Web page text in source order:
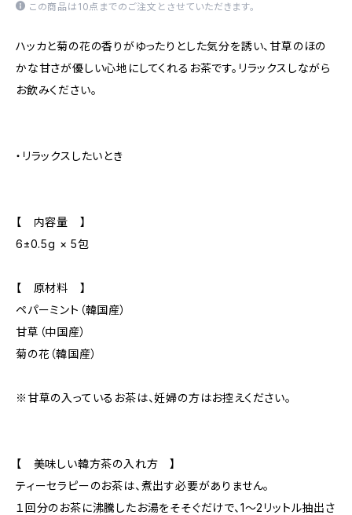
この商品は10点までのご注文とさせていただきます。
ハッカと菊の花の香りがゆったりとした気分を誘い、甘草のほの
かな甘さが優しい心地にしてくれるお茶です。リラックスしながら
お飲みください。
・リラックスしたいとき
【 内容量 】
6±0.5g × 5包
【 原材料 】
ペパーミント（韓国産）
甘草（中国産）
菊の花（韓国産）
※甘草の入っているお茶は、妊婦の方はお控えください。
【 美味しい韓方茶の入れ方 】
ティーセラピーのお茶は、煮出す必要がありません。
１回分のお茶に沸騰したお湯をそそぐだけで、1～2リットル抽出さ